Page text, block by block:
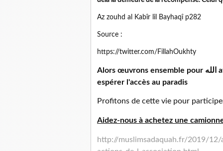
Az zouhd al Kabîr lil Bayhaqî p282
Source :
https://twitter.com/FillahOukhty
Alors œuvrons ensemble pour الله afin de remplir notre balance de hassanetes et
espérer l'accès au paradis
Profitons de cette vie pour
Aidez-nous à achetez une
http://muslimsadaquah.fr/2019/